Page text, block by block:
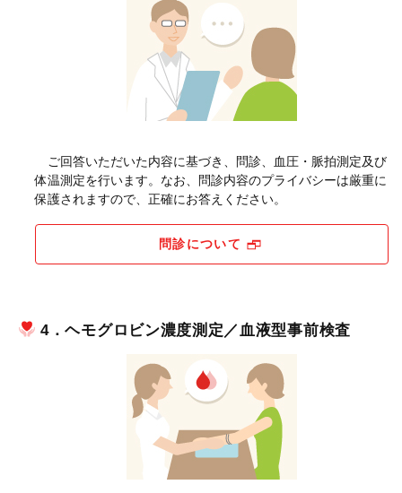
ご回答いただいた内容に基づき、問診、血圧・脈拍測定及び
体温測定を行います。なお、問診内容のプライバシーは厳重に
保護されますので、正確にお答えください。
問診について
4．ヘモグロビン濃度測定／血液型事前検査